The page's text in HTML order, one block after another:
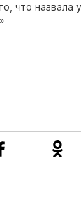
что назвала